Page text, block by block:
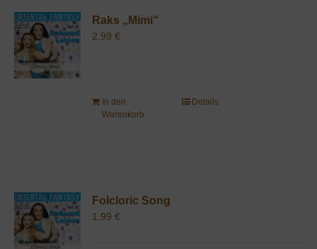
Raks „Mimi“
2,99€
In den
Warenkorb
Details
Folcloric Song
1,99€